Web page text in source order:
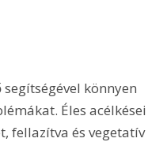
segítségével könnyen
Éles acélkései
fellazítva és vegetatív